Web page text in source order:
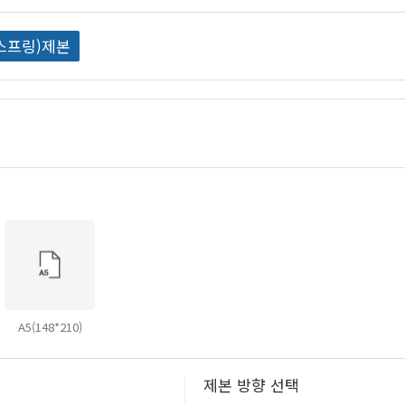
프링)제본
A5(148*210)
제본 방향 선택